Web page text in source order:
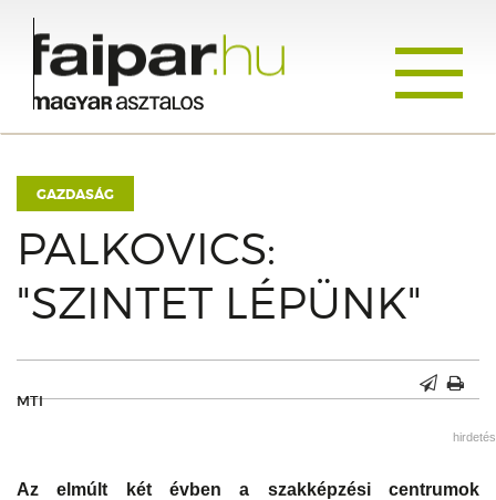
GAZDASÁG
PALKOVICS:
"SZINTET LÉPÜNK"
MTI
hirdetés
Az elmúlt két évben a szakképzési centrumok